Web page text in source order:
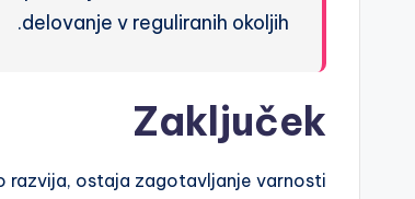
delovanje v reguliranih okoljih.
Zaključek
razvija, ostaja zagotavljanje varnosti